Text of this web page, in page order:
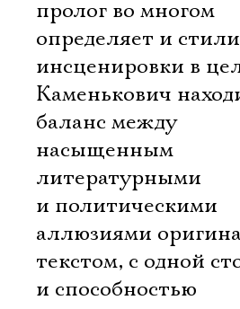
пролог во многом
определяет и
инсценировки в
Каменькович
баланс между
насыщенным
литературными
и политическими
аллюзиями
текстом, с одной
и способностью